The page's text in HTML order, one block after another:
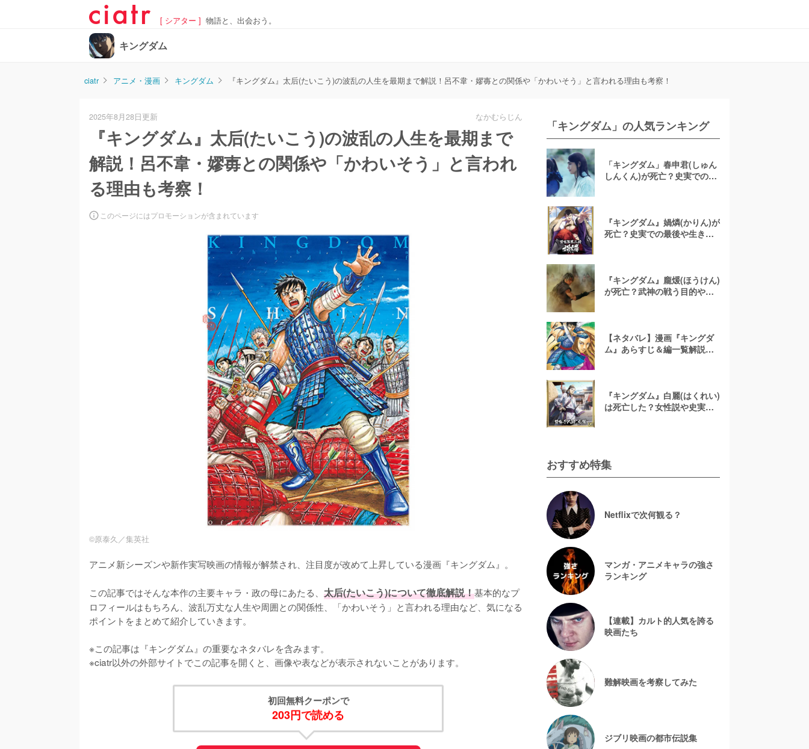
[ シアター ] 物語と、出会おう。
キングダム
ciatr アニメ・漫画 キングダム 『キングダム』太后(たいこう)の波乱の人生を最期まで解説！呂不韋・嫪毐との関係や「かわいそう」と言われる理由も考察！
2025年8月28日更新 なかむらじん
『キングダム』太后(たいこう)の波乱の人生を最期まで
解説！呂不韋・嫪毐との関係や「かわいそう」と言われ
る理由も考察！
このページにはプロモーションが含まれています
©︎原泰久／集英社
アニメ新シーズンや新作実写映画の情報が解禁され、注目度が改めて上昇している漫画『キングダム』。
この記事ではそんな本作の主要キャラ・政の母にあたる、 太后(たいこう)について徹底解説！基本的なプ
ロフィールはもちろん、波乱万丈な人生や周囲との関係性、「かわいそう」と言われる理由など、気になる
ポイントをまとめて紹介していきます。
※この記事は『キングダム』の重要なネタバレを含みます。
※ciatr以外の外部サイトでこの記事を開くと、画像や表などが表示されないことがあります。
初回無料クーポンで
203円で読める
「キングダム」の人気ランキング
「キングダム」春申君(しゅん
しんくん)が死亡？史実での活
『キングダム』媧燐(かりん)が
死亡？史実での最後や生き別
『キングダム』龐煖(ほうけん)
が死亡？武神の戦う目的や両
【ネタバレ】漫画『キングダ
ム』あらすじ＆編一覧解説！
『キングダム』白麗(はくれい)
は死亡した？女性説や史実で
おすすめ特集
Netflixで次何観る？
マンガ・アニメキャラの強さ
ランキング
【連載】カルト的人気を誇る
映画たち
難解映画を考察してみた
ジブリ映画の都市伝説集